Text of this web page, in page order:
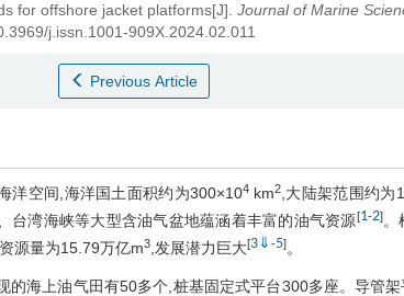
for offshore jacket platforms[J]. Journal of Marine
j.issn.1001-909X.2024.02.011
Previous Article
洋空间,海洋国土面积约为300×104km2 ,大陆架范围约为
台湾海峡等大型含油气盆地蕴涵着丰富的油气资源[1-2]。
源量为15.79万亿m3 ,发展潜力巨大[3 ⇓ -5]。
的海上油气田有50多个,桩基固定式平台300多座。导管